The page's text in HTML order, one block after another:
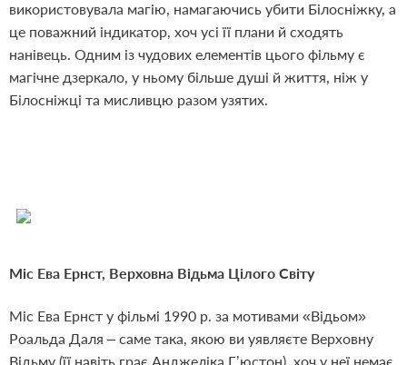
використовувала магію, намагаючись убити Білосніжку, а
це поважний індикатор, хоч усі її плани й сходять
нанівець. Одним із чудових елементів цього фільму є
магічне дзеркало, у ньому більше душі й життя, ніж у
Білосніжці та мисливцю разом узятих.
Міс Ева Ернст, Верховна Відьма Цілого Світу
Міс Ева Ернст у фільмі 1990 р. за мотивами «Відьом»
Роальда Даля – саме така, якою ви уявляєте Верховну
Відьму (її навіть грає Анджеліка Г’юстон), хоч у неї немає